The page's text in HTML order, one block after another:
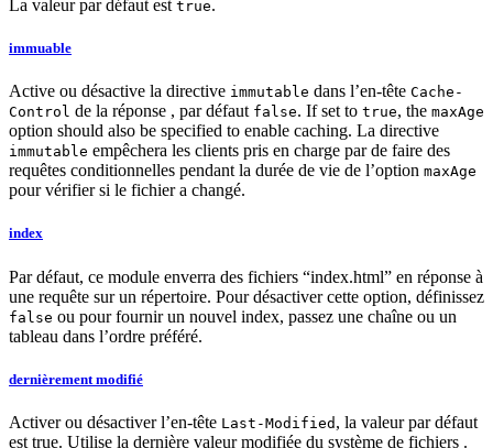
La valeur par défaut est true.
immuable
Active ou désactive la directive immutable dans l’en-tête Cache-
Control de la réponse , par défaut false. If set to true, the maxAge
option should also be specified to enable caching. La directive
immutable empêchera les clients pris en charge par de faire des
requêtes conditionnelles pendant la durée de vie de l’option maxAge
pour vérifier si le fichier a changé.
index
Par défaut, ce module enverra des fichiers “index.html” en réponse à
une requête sur un répertoire. Pour désactiver cette option, définissez
false ou pour fournir un nouvel index, passez une chaîne ou un
tableau dans l’ordre préféré.
dernièrement modifié
Activer ou désactiver l’en-tête Last-Modified , la valeur par défaut
est true. Utilise la dernière valeur modifiée du système de fichiers .